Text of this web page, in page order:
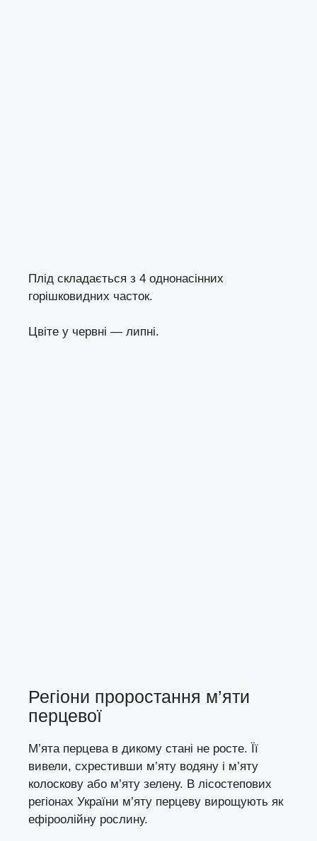
Плід складається з 4 однонасінних
горішковидних часток.
Цвіте у червні — липні.
Регіони проростання м’яти
перцевої
М’ята перцева в дикому стані не росте. Її
вивели, схрестивши м’яту водяну і м’яту
колоскову або м’яту зелену. В лісостепових
регіонах України м’яту перцеву вирощують як
ефіроолійну рослину.